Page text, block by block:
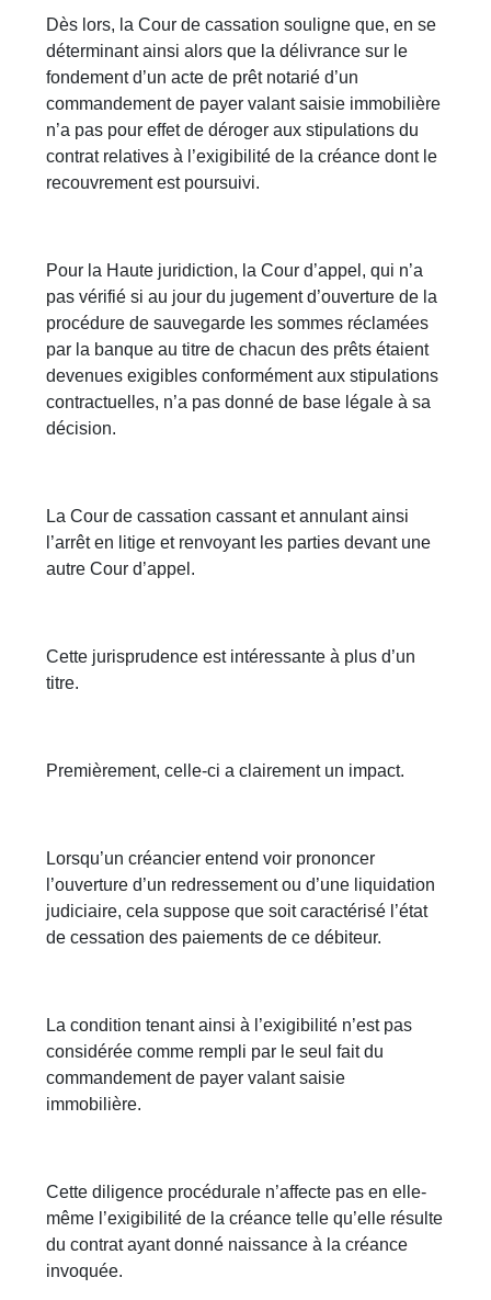
Dès lors, la Cour de cassation souligne que, en se
déterminant ainsi alors que la délivrance sur le
fondement d’un acte de prêt notarié d’un
commandement de payer valant saisie immobilière
n’a pas pour effet de déroger aux stipulations du
contrat relatives à l’exigibilité de la créance dont le
recouvrement est poursuivi.
Pour la Haute juridiction, la Cour d’appel, qui n’a
pas vérifié si au jour du jugement d’ouverture de la
procédure de sauvegarde les sommes réclamées
par la banque au titre de chacun des prêts étaient
devenues exigibles conformément aux stipulations
contractuelles, n’a pas donné de base légale à sa
décision.
La Cour de cassation cassant et annulant ainsi
l’arrêt en litige et renvoyant les parties devant une
autre Cour d’appel.
Cette jurisprudence est intéressante à plus d’un
titre.
Premièrement, celle-ci a clairement un impact.
Lorsqu’un créancier entend voir prononcer
l’ouverture d’un redressement ou d’une liquidation
judiciaire, cela suppose que soit caractérisé l’état
de cessation des paiements de ce débiteur.
La condition tenant ainsi à l’exigibilité n’est pas
considérée comme rempli par le seul fait du
commandement de payer valant saisie
immobilière.
Cette diligence procédurale n’affecte pas en elle-
même l’exigibilité de la créance telle qu’elle résulte
du contrat ayant donné naissance à la créance
invoquée.